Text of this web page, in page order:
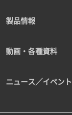
製品情報
動画・各種資料
ニュース／イベント